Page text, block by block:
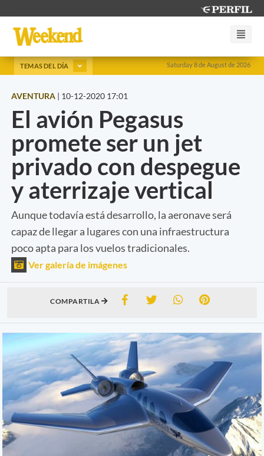
Saturday 8 de August de 2026
TEMAS DEL DÍA
AVENTURA | 10-12-2020 17:01
El avión Pegasus
promete ser un jet
privado con despegue
y aterrizaje vertical
Aunque todavía está desarrollo, la aeronave será
capaz de llegar a lugares con una infraestructura
poco apta para los vuelos tradicionales.
Ver galería de imágenes
COMPARTILA